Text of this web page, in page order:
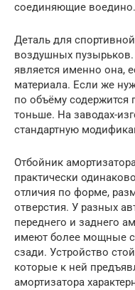
соединяющие воедино.
Деталь для
воздушных
является именно она,
материала. Если же
по объёму содержится
тоньше. На заводах-
стандартную
Отбойник
практически
отличия по форме,
отверстия. У разных
переднего и заднего
имеют более мощные
сзади. Устройство
которые к ней
амортизатора